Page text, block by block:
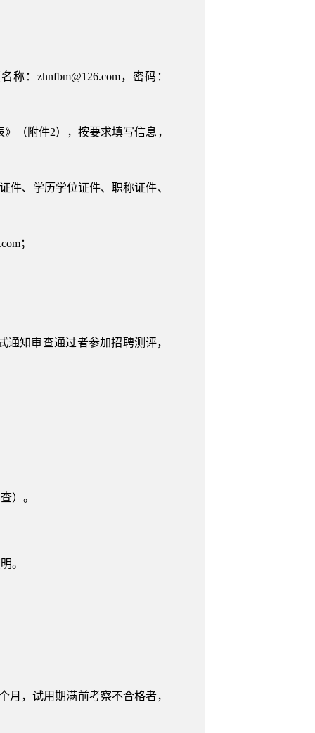
：zhnfbm@126.com，密码：
（附件2），按要求填写信息，
件、学历学位证件、职称证件、
；
知审查通过者参加招聘测评，
）。
。
，试用期满前考察不合格者，